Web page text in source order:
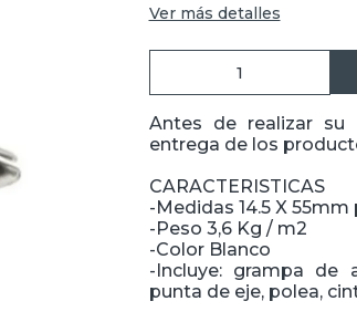
Ver más detalles
Antes de realizar su
entrega de los
CARACTERISTICAS
-Medidas 14.5 X
-Peso 3,6 Kg / m2
-Color Blanco
-Incluye: grampa de
punta de eje, polea,